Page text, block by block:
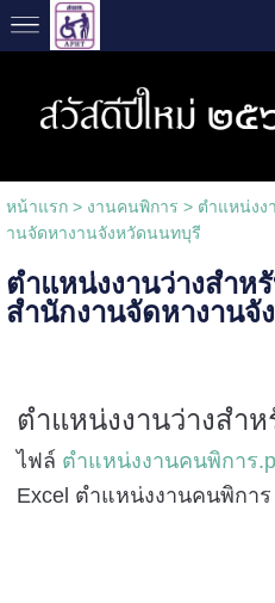
หน้าแรก> งานคนพิการ > ตำแหน่งง
านจัดหางานจังหวัดนนทบุรี
ตำแหน่งงานว่างสำห
สำนักงานจัดหางานจั
ตำแหน่งงานว่างสำ
ไฟล์ ตำแหน่งงานคนพิการ
Excel ตำแหน่งงานคนพิกา